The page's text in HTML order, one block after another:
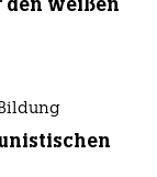
den weißen